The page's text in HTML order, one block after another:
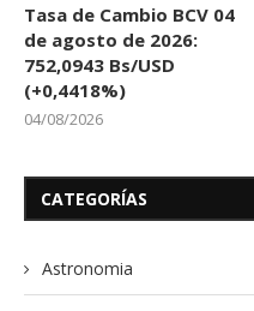
Tasa de Cambio BCV 04
de agosto de 2026:
752,0943 Bs/USD
(+0,4418%)
04/08/2026
CATEGORÍAS
Astronomia